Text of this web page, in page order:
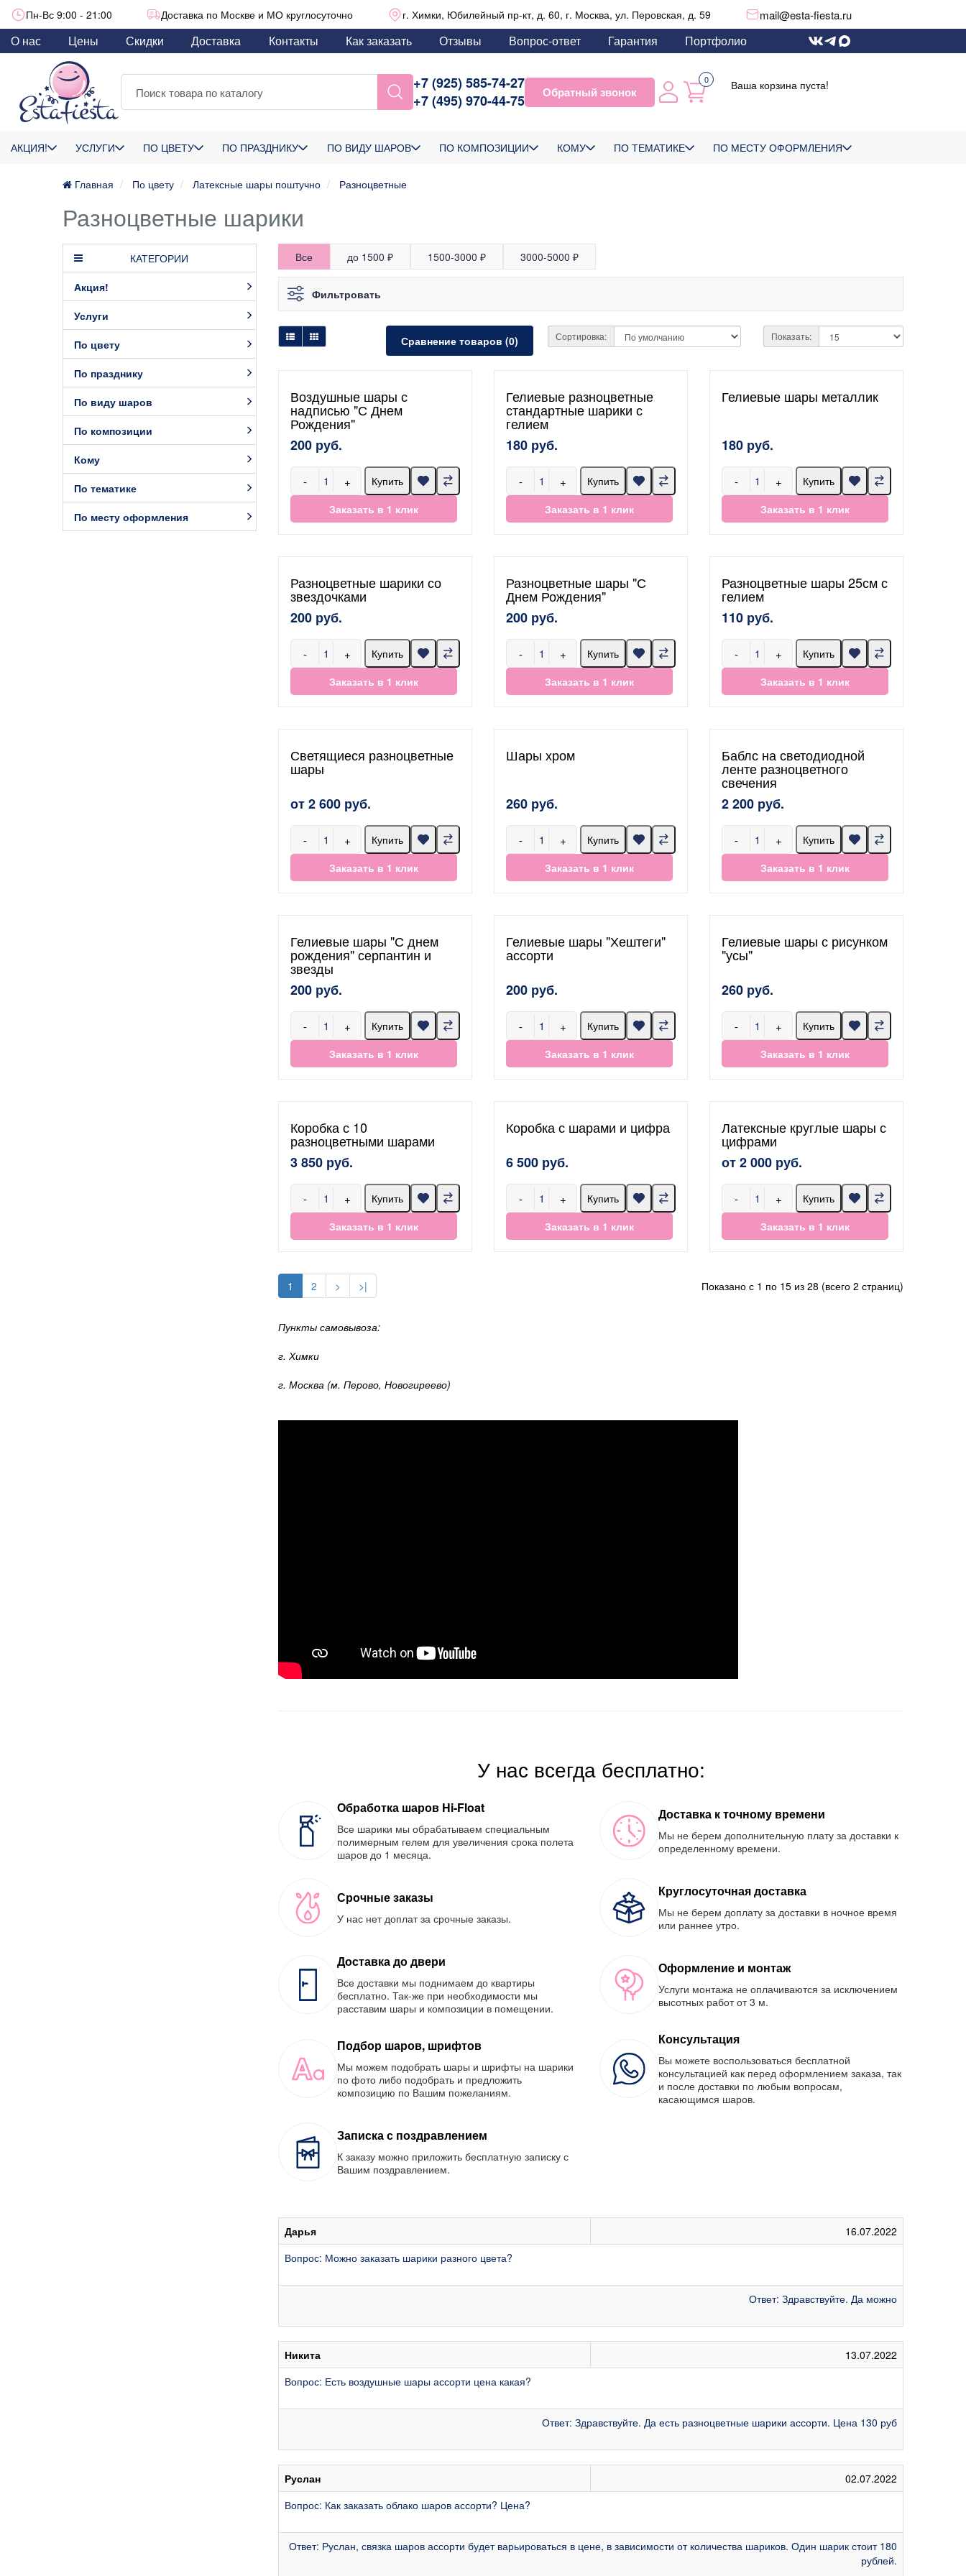
Пн-Вс 9:00 - 21:00 Доставка по Москве и МО круглосуточно г. Химки, Юбилейный пр-кт, д. 60, г. Москва, ул. Перовская, д. 59 mail@esta-fiesta.ru
О нас Цены Скидки Доставка Контакты Как заказать Отзывы Вопрос-ответ Гарантия Портфолио
+7 (925) 585-74-27
+7 (495) 970-44-75
Обратный звонок
0 Ваша корзина пуста!
АКЦИЯ! УСЛУГИ ПО ЦВЕТУ ПО ПРАЗДНИКУ ПО ВИДУ ШАРОВ ПО КОМПОЗИЦИИ КОМУ ПО ТЕМАТИКЕ ПО МЕСТУ ОФОРМЛЕНИЯ
Главная По цвету Латексные шары поштучно Разноцветные
Разноцветные шарики
КАТЕГОРИИ
Акция!
Услуги
По цвету
По празднику
По виду шаров
По композиции
Кому
По тематике
По месту оформления
Все до 1500 ₽ 1500-3000 ₽ 3000-5000 ₽
Фильтровать
Сравнение товаров (0) Сортировка: Показать:
Воздушные шары с
надписью "С Днем
Рождения"
200 руб.
- +
Купить
Заказать в 1 клик
Гелиевые разноцветные
стандартные шарики с
гелием
180 руб.
- +
Купить
Заказать в 1 клик
Гелиевые шары металлик
180 руб.
- +
Купить
Заказать в 1 клик
Разноцветные шарики со
звездочками
200 руб.
- +
Купить
Заказать в 1 клик
Разноцветные шары "С
Днем Рождения"
200 руб.
- +
Купить
Заказать в 1 клик
Разноцветные шары 25см с
гелием
110 руб.
- +
Купить
Заказать в 1 клик
Светящиеся разноцветные
шары
от 2 600 руб.
- +
Купить
Заказать в 1 клик
Шары хром
260 руб.
- +
Купить
Заказать в 1 клик
Баблс на светодиодной
ленте разноцветного
свечения
2 200 руб.
- +
Купить
Заказать в 1 клик
Гелиевые шары "С днем
рождения" серпантин и
звезды
200 руб.
- +
Купить
Заказать в 1 клик
Гелиевые шары "Хештеги"
ассорти
200 руб.
- +
Купить
Заказать в 1 клик
Гелиевые шары с рисунком
"усы"
260 руб.
- +
Купить
Заказать в 1 клик
Коробка с 10
разноцветными шарами
3 850 руб.
- +
Купить
Заказать в 1 клик
Коробка с шарами и цифра
6 500 руб.
- +
Купить
Заказать в 1 клик
Латексные круглые шары с
цифрами
от 2 000 руб.
- +
Купить
Заказать в 1 клик
1 2 > >| Показано с 1 по 15 из 28 (всего 2 страниц)
Пункты самовывоза:
г. Химки
г. Москва (м. Перово, Новогиреево)
У нас всегда бесплатно:
Обработка шаров Hi-Float
Все шарики мы обрабатываем специальным
полимерным гелем для увеличения срока полета
шаров до 1 месяца.
Доставка к точному времени
Мы не берем дополнительную плату за доставки к
определенному времени.
Срочные заказы
У нас нет доплат за срочные заказы.
Круглосуточная доставка
Мы не берем доплату за доставки в ночное время
или раннее утро.
Доставка до двери
Все доставки мы поднимаем до квартиры
бесплатно. Так-же при необходимости мы
расставим шары и композиции в помещении.
Оформление и монтаж
Услуги монтажа не оплачиваются за исключением
высотных работ от 3 м.
Подбор шаров, шрифтов
Мы можем подобрать шары и шрифты на шарики
по фото либо подобрать и предложить
композицию по Вашим пожеланиям.
Консультация
Вы можете воспользоваться бесплатной
консультацией как перед оформлением заказа, так
и после доставки по любым вопросам,
касающимся шаров.
Записка с поздравлением
К заказу можно приложить бесплатную записку с
Вашим поздравлением.
Дарья
16.07.2022
Вопрос: Можно заказать шарики разного цвета?
Ответ: Здравствуйте. Да можно
Никита
13.07.2022
Вопрос: Есть воздушные шары ассорти цена какая?
Ответ: Здравствуйте. Да есть разноцветные шарики ассорти. Цена 130 руб
Руслан
02.07.2022
Вопрос: Как заказать облако шаров ассорти? Цена?
Ответ: Руслан, связка шаров ассорти будет варьироваться в цене, в зависимости от количества шариков. Один шарик стоит 180
рублей.